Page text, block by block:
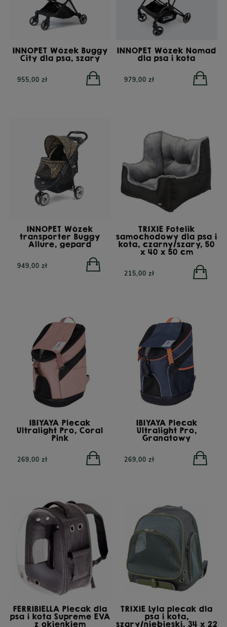
PERRO Jagnięcina z
dynią dla psów dorosłych
26,90 zł
POWIADOM O
DOSTĘPNOŚCI
PERRO Cielęcina z
cukinią dla psów
POWIADOM O
DOSTĘPNOŚCI
INNOPET Wózek Buggy
City dla psa, szary
955,00 zł
INNOPET Wózek Nomad
dla psa i kota
979,00 zł
INNOPET Wózek
transporter Buggy
Allure, gepard
949,00 zł
TRIXIE Fotelik
samochodowy dla psa i
kota, czarny/szary, 50
x 40 x 50 cm
215,00 zł
IBIYAYA Plecak
Ultralight Pro, Coral
Pink
269,00 zł
IBIYAYA Plecak
Ultralight Pro,
Granatowy
269,00 zł
FERRIBIELLA Plecak dla
psa i kota Supreme EVA
z okienkiem
TRIXIE Lyla plecak dla
psa i kota,
szary/niebieski, 34 x 22